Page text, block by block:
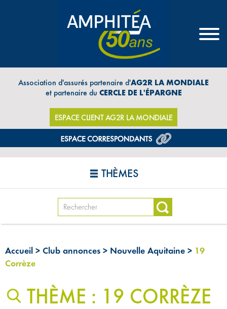
Association d'assurés partenaire d'AG2R LA MONDIALE
et partenaire du CERCLE DE L'ÉPARGNE
ESPACE CLIENT AG2R LA MONDIALE
THÈMES
Accueil > Club annonces > Nouvelle Aquitaine > 19
Corrèze
THÈME : 19 CORRÈZE